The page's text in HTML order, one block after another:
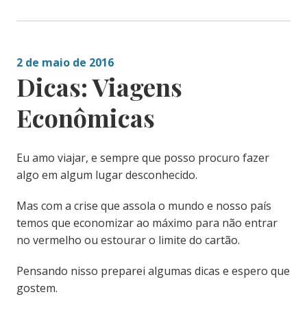
2 de maio de 2016
Dicas: Viagens
Econômicas
Eu amo viajar, e sempre que posso procuro fazer
algo em algum lugar desconhecido.
Mas com a crise que assola o mundo e nosso país
temos que economizar ao máximo para não entrar
no vermelho ou estourar o limite do cartão.
Pensando nisso preparei algumas dicas e espero que
gostem.